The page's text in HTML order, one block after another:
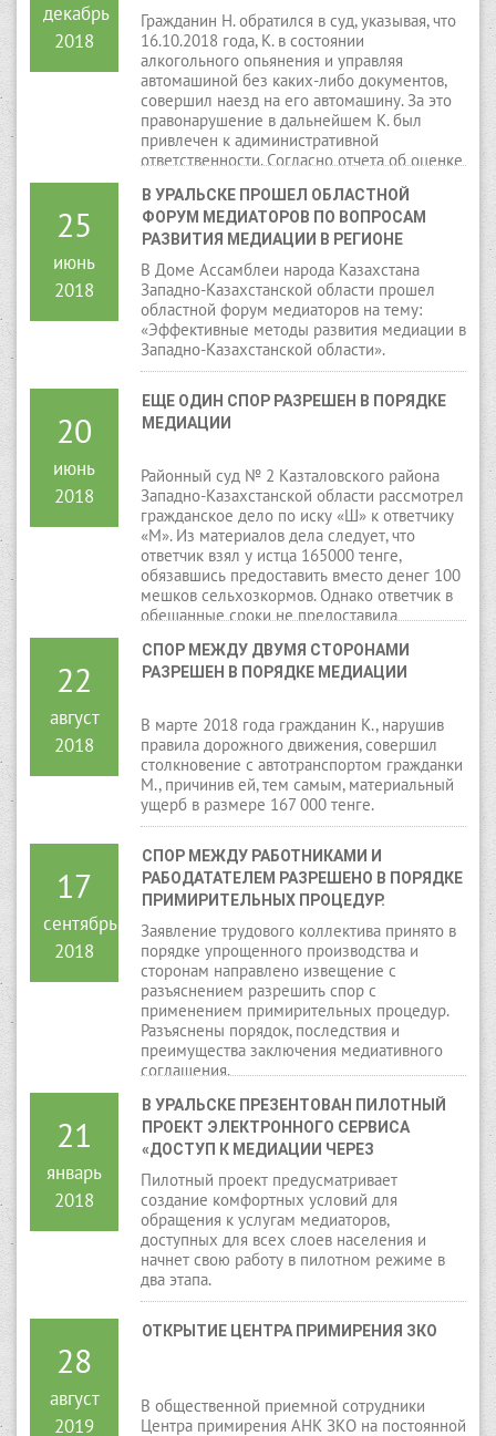
декабрь
2018
Гражданин Н. обратился в суд, указывая, что
16.10.2018 года, К. в состоянии
алкогольного опьянения и управляя
автомашиной без каких-либо документов,
совершил наезд на его автомашину. За это
правонарушение в дальнейшем К. был
привлечен к адиминистративной
ответственности. Согласно отчета об оценке
ему в результате ДТП составил 251181
тенге. Эту сумму материального ущерба
просил взыскать с ответчика К.
25
июнь
2018
В УРАЛЬСКЕ ПРОШЕЛ ОБЛАСТНОЙ
ФОРУМ МЕДИАТОРОВ ПО ВОПРОСАМ
РАЗВИТИЯ МЕДИАЦИИ В РЕГИОНЕ
В Доме Ассамблеи народа Казахстана
Западно-Казахстанской области прошел
областной форум медиаторов на тему:
«Эффективные методы развития медиации в
Западно-Казахстанской области».
20
июнь
2018
ЕЩЕ ОДИН СПОР РАЗРЕШЕН В ПОРЯДКЕ
МЕДИАЦИИ
Районный суд № 2 Казталовского района
Западно-Казахстанской области рассмотрел
гражданское дело по иску «Ш» к ответчику
«М». Из материалов дела следует, что
ответчик взял у истца 165000 тенге,
обязавшись предоставить вместо денег 100
мешков сельхозкормов. Однако ответчик в
обещанные сроки не предоставила
22
август
2018
СПОР МЕЖДУ ДВУМЯ СТОРОНАМИ
РАЗРЕШЕН В ПОРЯДКЕ МЕДИАЦИИ
В марте 2018 года гражданин К., нарушив
правила дорожного движения, совершил
столкновение с автотранспортом гражданки
М., причинив ей, тем самым, материальный
ущерб в размере 167 000 тенге.
17
сентябрь
2018
СПОР МЕЖДУ РАБОТНИКАМИ И
РАБОДАТАТЕЛЕМ РАЗРЕШЕНО В ПОРЯДКЕ
ПРИМИРИТЕЛЬНЫХ ПРОЦЕДУР.
Заявление трудового коллектива принято в
порядке упрощенного производства и
сторонам направлено извещение с
разъяснением разрешить спор с
применением примирительных процедур.
Разъяснены порядок, последствия и
преимущества заключения медиативного
соглашения.
21
январь
2018
В УРАЛЬСКЕ ПРЕЗЕНТОВАН ПИЛОТНЫЙ
ПРОЕКТ ЭЛЕКТРОННОГО СЕРВИСА
«ДОСТУП К МЕДИАЦИИ ЧЕРЕЗ
ЦИФРОВЫЕ ТЕХНОЛОГИИ»
Пилотный проект предусматривает
создание комфортных условий для
обращения к услугам медиаторов,
доступных для всех слоев населения и
начнет свою работу в пилотном режиме в
два этапа.
28
август
2019
ОТКРЫТИЕ ЦЕНТРА ПРИМИРЕНИЯ ЗКО
В общественной приемной сотрудники
Центра примирения АНК ЗКО на постоянной